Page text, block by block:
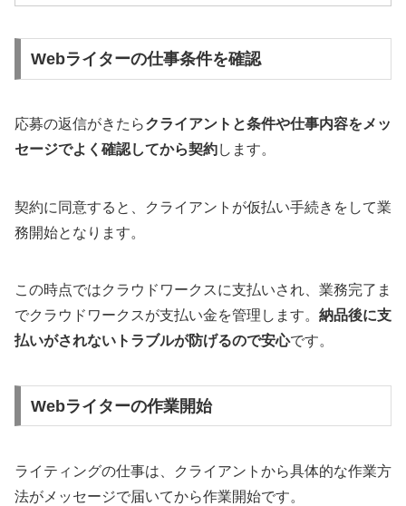
Webライターの仕事条件を確認
応募の返信がきたらクライアントと条件や仕事内容をメッ
セージでよく確認してから契約します。
契約に同意すると、クライアントが仮払い手続きをして業
務開始となります。
この時点ではクラウドワークスに支払いされ、業務完了ま
でクラウドワークスが支払い金を管理します。 納品後に支
払いがされないトラブルが防げるので安心です。
Webライターの作業開始
ライティングの仕事は、クライアントから具体的な作業方
法がメッセージで届いてから作業開始です。